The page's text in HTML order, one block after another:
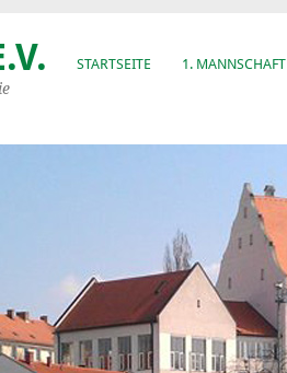
STARTSEITE 1. MANNSCHAFT